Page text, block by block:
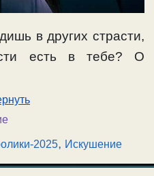
в других страсти,
есть в тебе? О
2025, Искушение